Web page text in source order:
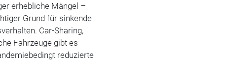
erhebliche Mängel –
Grund für sinkende
Car-Sharing,
Fahrzeuge gibt es
reduzierte